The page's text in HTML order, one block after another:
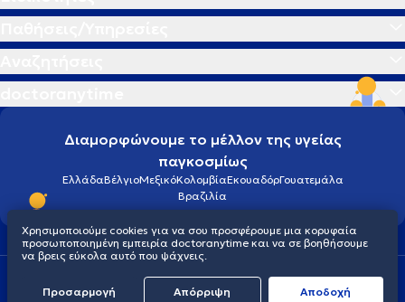
Διαμορφώνουμε το μέλλον της υγείας
παγκοσμίως
ΕλλάδαΒέλγιοΜεξικόΚολομβίαΕκουαδόρΓουατεμάλα
Βραζιλία
Πολιτική προστασίας προσωπικού απορρήτου
© 2026 doctoranytime
Χρησιμοποιούμε cookies για να σου προσφέρουμε μια κορυφαία
προσωποποιημένη εμπειρία doctoranytime και να σε βοηθήσουμε
να βρεις εύκολα αυτό που ψάχνεις.
Προσαρμογή Απόρριψη Aποδοχή